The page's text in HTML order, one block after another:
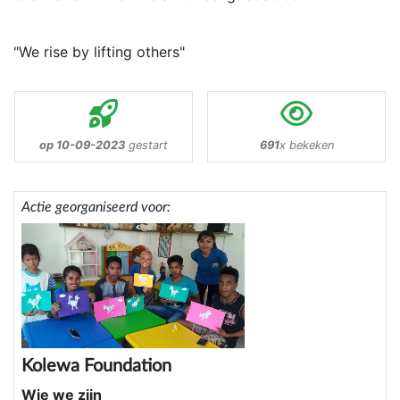
"We rise by lifting others"
op 10-09-2023 gestart 691x bekeken
Actie georganiseerd voor:
Kolewa Foundation
Wie we zijn